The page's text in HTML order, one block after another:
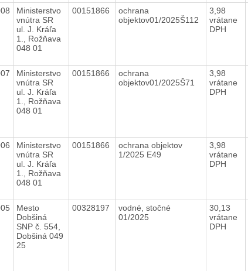
Ministerstvo
vnútra SR
ul. J. Kráľa
1., Rožňava
048 01
00151866
ochrana
objektov01/2025Š112
3,98
vrátane
DPH
Ministerstvo
vnútra SR
ul. J. Kráľa
1., Rožňava
048 01
00151866
ochrana
objektov01/2025Š71
3,98
vrátane
DPH
Ministerstvo
vnútra SR
ul. J. Kráľa
1., Rožňava
048 01
00151866
ochrana objektov
1/2025 E49
3,98
vrátane
DPH
Mesto
Dobšiná
SNP č. 554,
Dobšiná 049
25
00328197
vodné, stočné
01/2025
30,13
vrátane
DPH